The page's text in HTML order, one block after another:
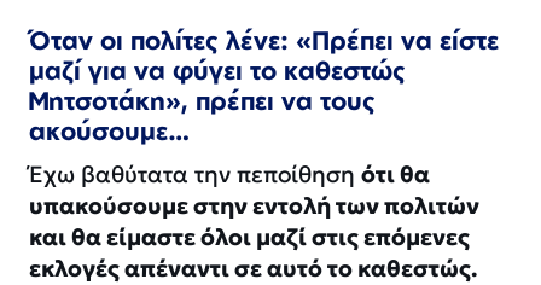
Όταν οι πολίτες λένε: «Πρέπει να είστε
μαζί για να φύγει το καθεστώς
Μητσοτάκη», πρέπει να τους
ακούσουμε…
Έχω βαθύτατα την πεποίθηση ότι θα
υπακούσουμε στην εντολή των πολιτών
και θα είμαστε όλοι μαζί στις επόμενες
εκλογές απέναντι σε αυτό το καθεστώς.